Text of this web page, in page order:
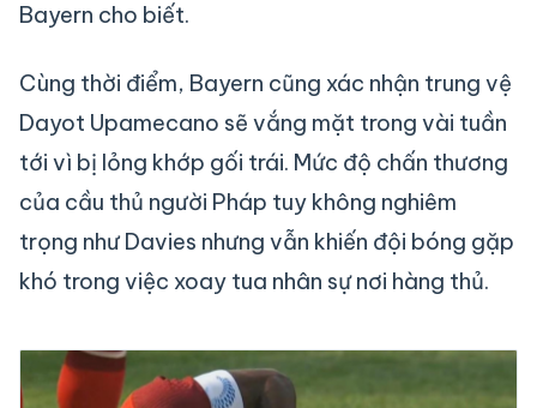
Bayern cho biết.
Cùng thời điểm, Bayern cũng xác nhận trung vệ
Dayot Upamecano sẽ vắng mặt trong vài tuần
tới vì bị lỏng khớp gối trái. Mức độ chấn thương
của cầu thủ người Pháp tuy không nghiêm
trọng như Davies nhưng vẫn khiến đội bóng gặp
khó trong việc xoay tua nhân sự nơi hàng thủ.